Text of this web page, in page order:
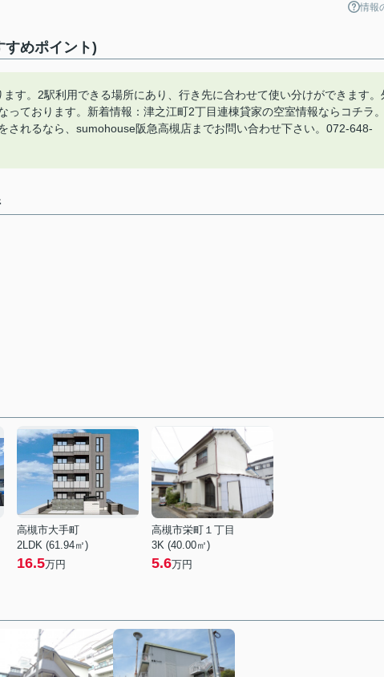
情報
すめポイント)
す。2駅利用できる場所にあり、行き先に合わせて使い分けができます。
ております。新着情報：津之江町2丁目連棟貸家の空室情報ならコチラ。
されるなら、sumohouse阪急高槻店までお問い合わせ下さい。072-648-
高槻市大手町
2LDK (61.94㎡)
16.5万円
高槻市栄町１丁目
3K (40.00㎡)
5.6万円